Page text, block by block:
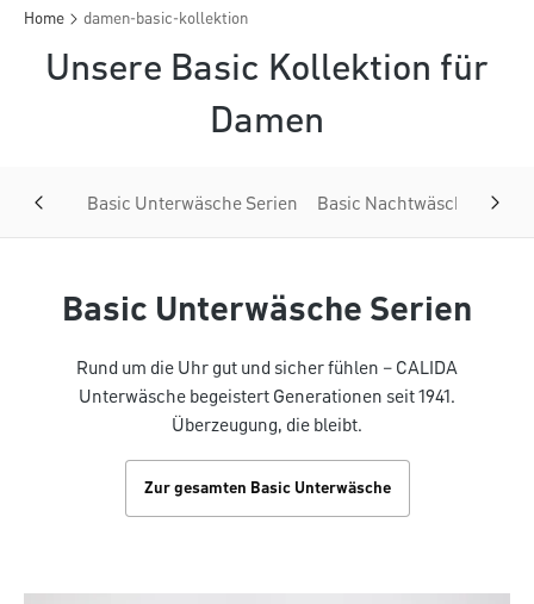
Home damen-basic-kollektion
Unsere Basic Kollektion für
Damen
Basic Unterwäsche Serien Basic Nachtwäsche Serien
Basic Unterwäsche Serien
Rund um die Uhr gut und sicher fühlen – CALIDA
Unterwäsche begeistert Generationen seit 1941.
Überzeugung, die bleibt.
Zur gesamten Basic Unterwäsche